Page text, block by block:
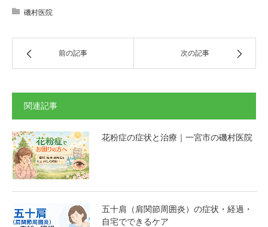
磯村医院
前の記事 次の記事
関連記事
花粉症の症状と治療｜一宮市の磯村医院
五十肩（肩関節周囲炎）の症状・経過・
自宅でできるケア